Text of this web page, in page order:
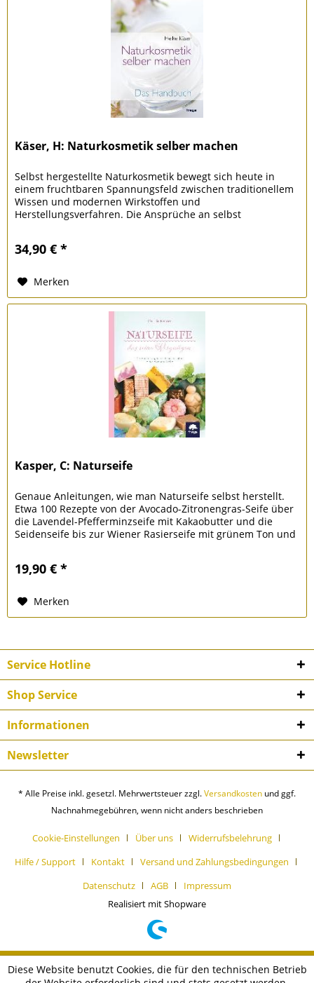
Käser, H: Naturkosmetik selber machen
Selbst hergestellte Naturkosmetik bewegt sich heute in
einem fruchtbaren Spannungsfeld zwischen traditionellem
Wissen und modernen Wirkstoffen und
Herstellungsverfahren. Die Ansprüche an selbst
34,90 € *
Merken
Kasper, C: Naturseife
Genaue Anleitungen, wie man Naturseife selbst herstellt.
Etwa 100 Rezepte von der Avocado-Zitronengras-Seife über
die Lavendel-Pfefferminzseife mit Kakaobutter und die
Seidenseife bis zur Wiener Rasierseife mit grünem Ton und
19,90 € *
Merken
Service Hotline
Shop Service
Informationen
Newsletter
* Alle Preise inkl. gesetzl. Mehrwertsteuer zzgl.Versandkosten und ggf.
Nachnahmegebühren, wenn nicht anders beschrieben
Cookie-Einstellungen Über uns
Widerrufsbelehrung
Hilfe / Support
Kontakt
Versand und Zahlungsbedingungen
Datenschutz
AGB
Impressum
Realisiert mit Shopware
Diese Website benutzt Cookies, die für den technischen Betrieb